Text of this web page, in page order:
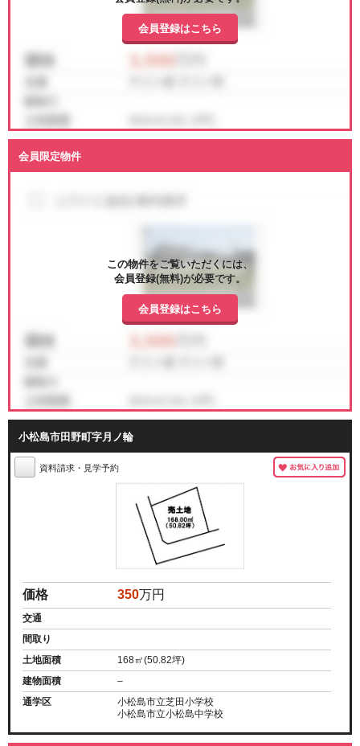
会員登録はこちら
会員限定物件
この物件をご覧いただくには、
会員登録(無料)が必要です。
会員登録はこちら
小松島市田野町字月ノ輪
資料請求・見学予約
価格 350万円
交通
間取り
土地面積
168㎡(50.82坪)
建物面積
–
通学区
小松島市立芝田小学校
小松島市立小松島中学校